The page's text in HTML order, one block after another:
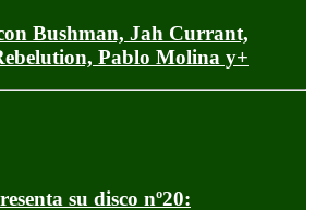
Bushman, Jah Currant,
Pablo Molina y+
su disco nº20: